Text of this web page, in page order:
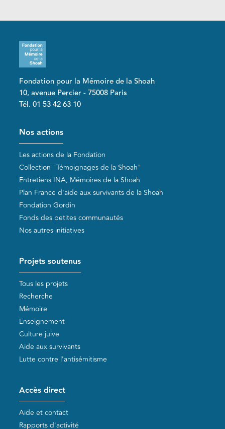
Fondation pour la Mémoire de la Shoah
10, avenue Percier - 75008 Paris
Tél. 01 53 42 63 10
Pied de page
Nos actions
Les actions de la Fondation
Collection "Témoignages de la Shoah"
Entretiens INA, Mémoires de la Shoah
Plan France d'aide aux survivants de la Shoah
Fondation Gordin
Fonds des petites communautés
Nos autres initiatives
Projets soutenus
Tous les projets
Recherche
Mémoire
Enseignement
Culture juive
Aide aux survivants
Lutte contre l'antisémitisme
Accès direct
Aide et contact
Rapports d'activité